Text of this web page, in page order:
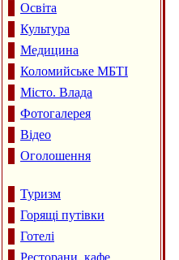
Освіта
Культура
Медицина
Коломийське МБТІ
Місто. Влада
Фотогалерея
Відео
Оголошення
Туризм
Горящі путівки
Готелі
Ресторани, кафе